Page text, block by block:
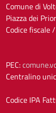
Comune di
Piazza dei
Codice fiscale
PEC:
Centralino
Codice IPA